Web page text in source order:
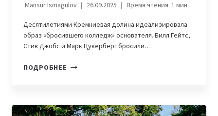
Mansur Ismagulov 26.09.2025 Время чтения: 1мин
Десятилетиями Кремниевая долина идеализировала
образ «бросившего колледж» основателя. Билл Гейтс,
Стив Джобс и Марк Цукерберг бросили…
ПОДРОБНЕЕ Y
EARLY